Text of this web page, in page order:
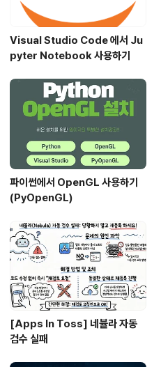
Visual Studio Code 에서 Ju
pyter Notebook 사용하기
파이썬에서 OpenGL 사용하기
(PyOpenGL)
[Apps In Toss] 네뷸라 자동
검수 실패